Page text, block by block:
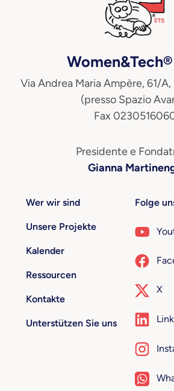
Women&Tech®
Via Andrea Maria Ampère, 61/A,
(presso Spazio
Fax
Presidente e
Gianna
Wer wir sind
Unsere Projekte
Kalender
Ressourcen
Kontakte
Unterstützen Sie uns
Folge
X